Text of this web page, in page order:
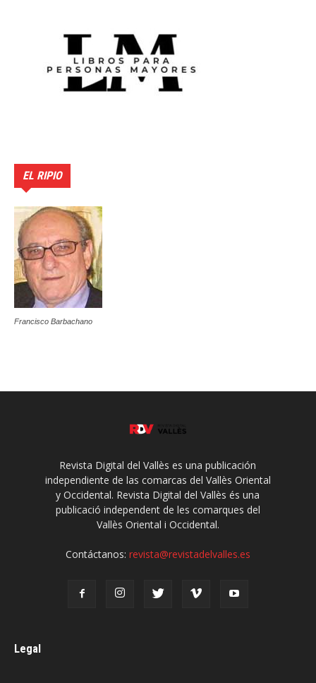
EL RIPIO
Francisco Barbachano
Revista Digital del Vallès es una publicación
independiente de las comarcas del Vallès Oriental
y Occidental. Revista Digital del Vallès és una
publicació independent de les comarques del
Vallès Oriental i Occidental.
Contáctanos: revista@revistadelvalles.es
Legal